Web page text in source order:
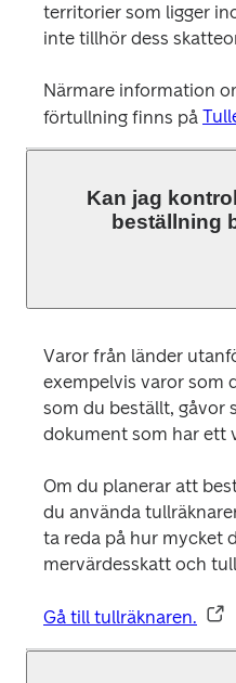
territorier som ligger
inte tillhör dess
Närmare information
förtullning finns på
Kan jag
beställning
Varor från länder
exempelvis varor som
som du beställt, gåvor
dokument som har ett
Om du planerar att
du använda
ta reda på hur mycket
mervärdesskatt och
Gå till tullräknaren.